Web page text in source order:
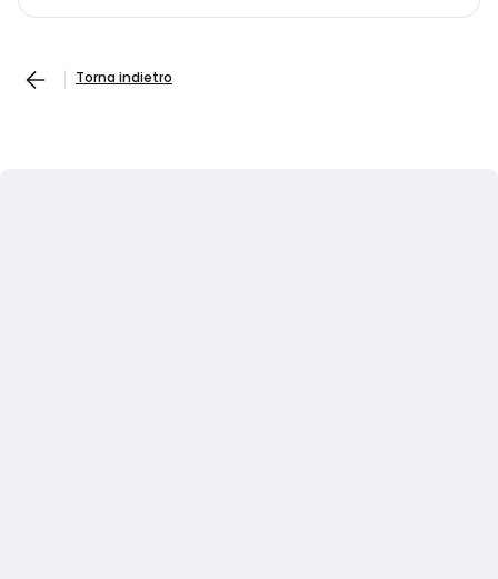
Torna indietro